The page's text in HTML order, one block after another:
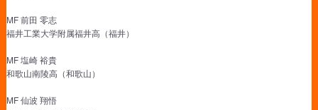
MF 前田 零志
福井工業大学附属福井高（福井）
MF 塩崎 裕貴
和歌山南陵高（和歌山）
MF 仙波 翔悟